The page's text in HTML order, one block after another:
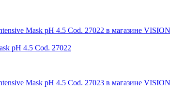
pH 4.5 Cod. 27022